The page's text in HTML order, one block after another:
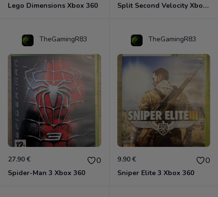
Lego Dimensions Xbox 360 Split Second Velocity Xbox 360
TheGamingR83
27.90 € 0
Spider-Man 3 Xbox 360
TheGamingR83
9.90 € 0
Sniper Elite 3 Xbox 360